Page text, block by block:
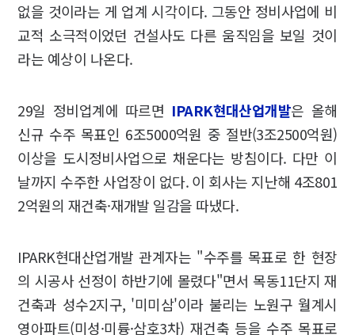
없을 것이라는 게 업계 시각이다. 그동안 정비사업에 비
교적 소극적이었던 건설사도 다른 움직임을 보일 것이
라는 예상이 나온다.
29일 정비업계에 따르면 IPARK현대산업개발은 올해
신규 수주 목표인 6조5000억원 중 절반(3조2500억원)
이상을 도시정비사업으로 채운다는 방침이다. 다만 이
날까지 수주한 사업장이 없다. 이 회사는 지난해 4조801
2억원의 재건축·재개발 일감을 따냈다.
IPARK현대산업개발 관계자는 "수주를 목표로 한 현장
의 시공사 선정이 하반기에 몰렸다"면서 목동11단지 재
건축과 성수2지구, '미미삼'이라 불리는 노원구 월계시
영아파트(미성·미륭·삼호3차) 재건축 등을 수주 목표로